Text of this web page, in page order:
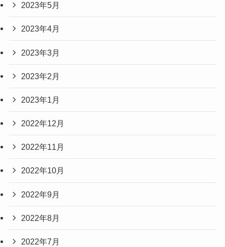
2023年5月
2023年4月
2023年3月
2023年2月
2023年1月
2022年12月
2022年11月
2022年10月
2022年9月
2022年8月
2022年7月